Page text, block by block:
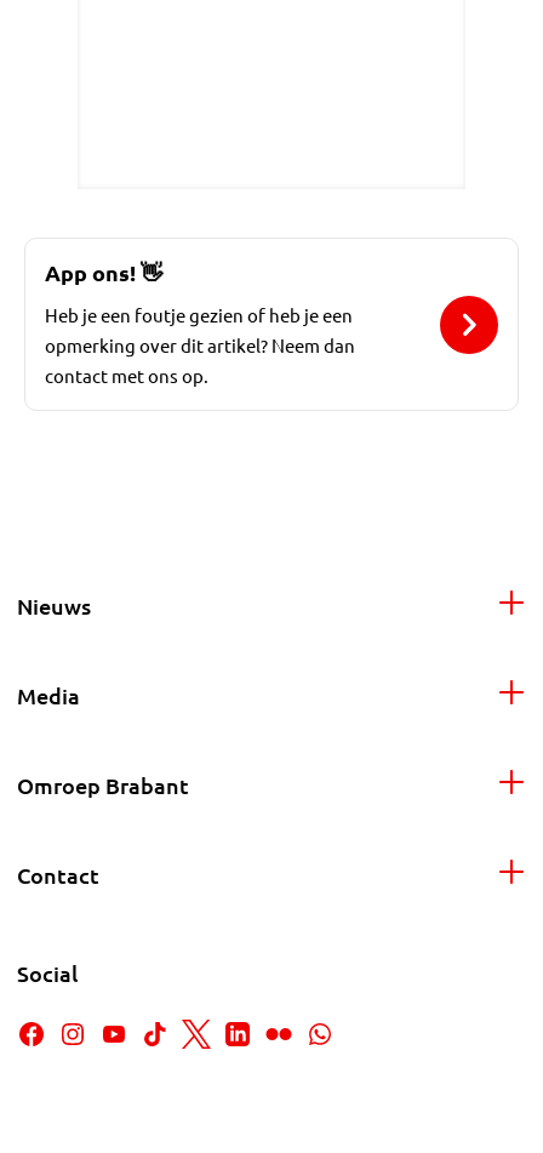
App ons!👋
Heb je een foutje gezien of heb je een
opmerking over dit artikel? Neem dan
contact met ons op.
Nieuws
Media
Omroep Brabant
Contact
Social